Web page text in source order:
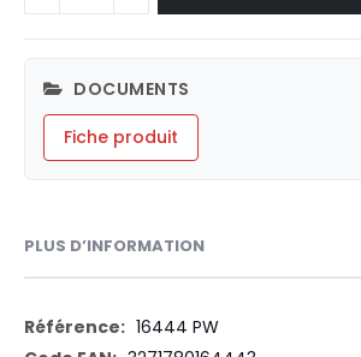
DOCUMENTS
Fiche produit
PLUS D’INFORMATION
Plus
d’information
16444 PW